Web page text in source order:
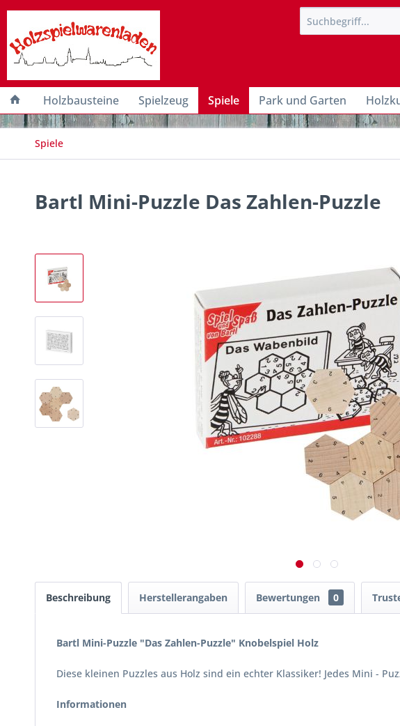
Holzbausteine Spielzeug Spiele Park und Garten
Spiele
Bartl Mini-Puzzle Das Zahlen-Puzzle
Beschreibung Herstellerangaben Bewertungen 0
Bartl Mini-Puzzle "Das Zahlen-Puzzle" Knobelspiel Holz
Diese kleinen Puzzles aus Holz sind ein echter Klassiker! Jedes Mini -
Informationen